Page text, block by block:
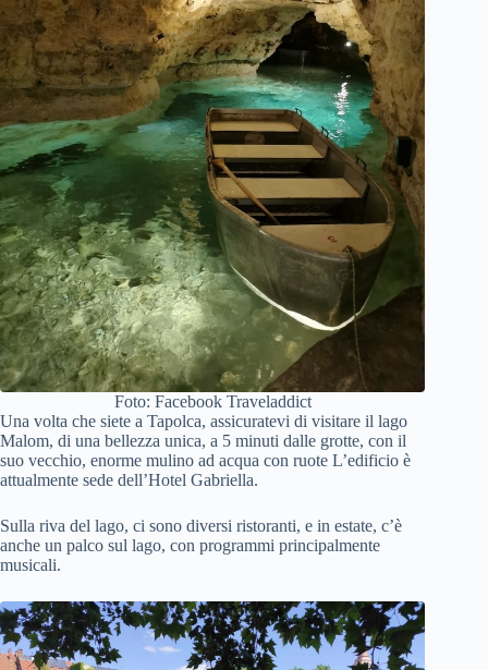
Foto: Facebook Traveladdict
Una volta che siete a Tapolca, assicuratevi di visitare il lago
Malom, di una bellezza unica, a 5 minuti dalle grotte, con il
suo vecchio, enorme mulino ad acqua con ruote L’edificio è
attualmente sede dell’Hotel Gabriella.
Sulla riva del lago, ci sono diversi ristoranti, e in estate, c’è
anche un palco sul lago, con programmi principalmente
musicali.